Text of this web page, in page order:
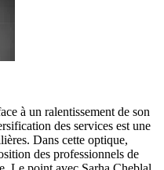
à un ralentissement de son
des services est une
Dans cette optique,
des professionnels de